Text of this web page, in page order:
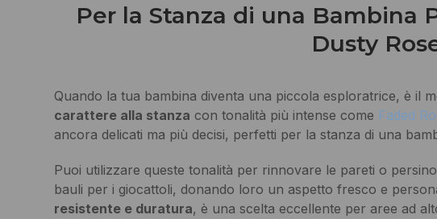
Per la Stanza di una Bambina
Dusty
Quando la tua bambina diventa una piccola esploratrice, è il
carattere alla stanza con tonalità più intense come Faded
ancora delicati ma più decisi, perfetti per la stanza di una
Puoi utilizzare queste tonalità per rinnovare le pareti o
bauli per i giocattoli, donando loro un aspetto fresco e
resistente e duratura, è una scelta eccellente per aree ad